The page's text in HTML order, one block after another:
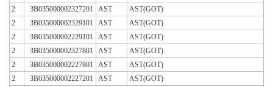
2
3B035000002327201 AST
AST(GOT)
2
3B035000002329101 AST
AST(GOT)
2
3B035000002229101 AST
AST(GOT)
2
3B035000002327801 AST
AST(GOT)
2
3B035000002227801 AST
AST(GOT)
2
3B035000002227201 AST
AST(GOT)